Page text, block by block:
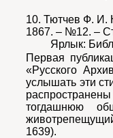
10. Тютчев Ф. И.
1867. – №12. –
Ярлык:
Первая
«Русского
услышать эти
тогдашнюю
1639).